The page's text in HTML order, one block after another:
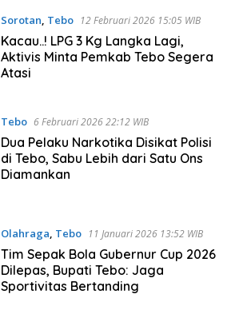
Sorotan, Tebo 12 Februari 2026 15:05 WIB
Kacau..! LPG 3 Kg Langka Lagi,
Aktivis Minta Pemkab Tebo Segera
Atasi
Tebo 6 Februari 2026 22:12 WIB
Dua Pelaku Narkotika Disikat Polisi
di Tebo, Sabu Lebih dari Satu Ons
Diamankan
Olahraga, Tebo 11 Januari 2026 13:52 WIB
Tim Sepak Bola Gubernur Cup 2026
Dilepas, Bupati Tebo: Jaga
Sportivitas Bertanding